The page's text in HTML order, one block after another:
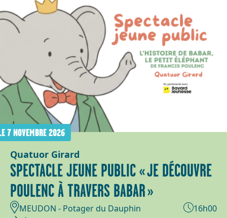
7 NOVEMBRE 2026
Quatuor Girard
SPECTACLE JEUNE PUBLIC « JE DÉCOUVRE
POULENC À TRAVERS BABAR »
MEUDON - Potager du Dauphin 16h00